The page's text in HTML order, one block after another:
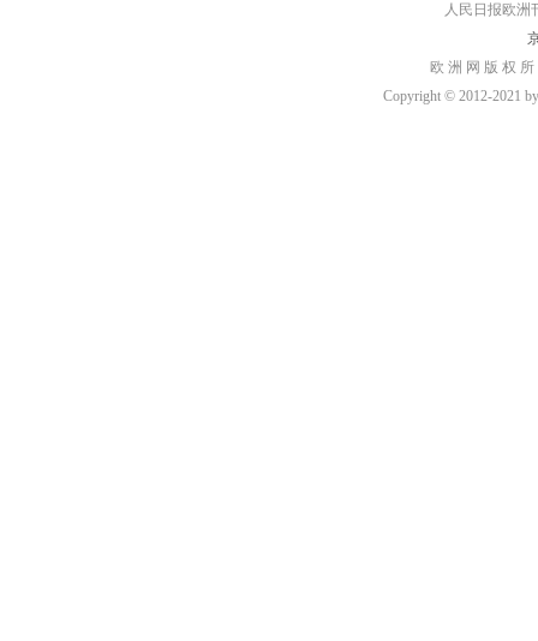
人民日报欧洲
欧 洲 网 版 权
Copyright © 2012-2021